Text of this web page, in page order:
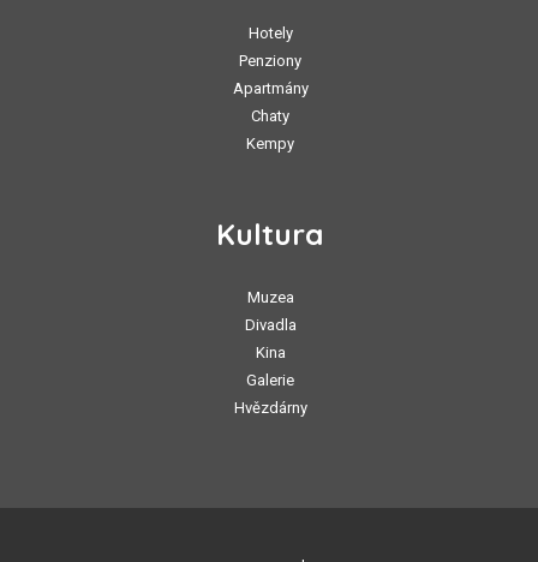
Hotely
Penziony
Apartmány
Chaty
Kempy
Kultura
Muzea
Divadla
Kina
Galerie
Hvězdárny